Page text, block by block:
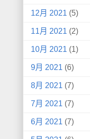
12月 2021 (5)
11月 2021 (2)
10月 2021 (1)
9月 2021 (6)
8月 2021 (7)
7月 2021 (7)
6月 2021 (7)